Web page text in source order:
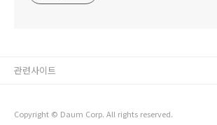
Copyright © Daum Corp. All rights reserved.
관련사이트